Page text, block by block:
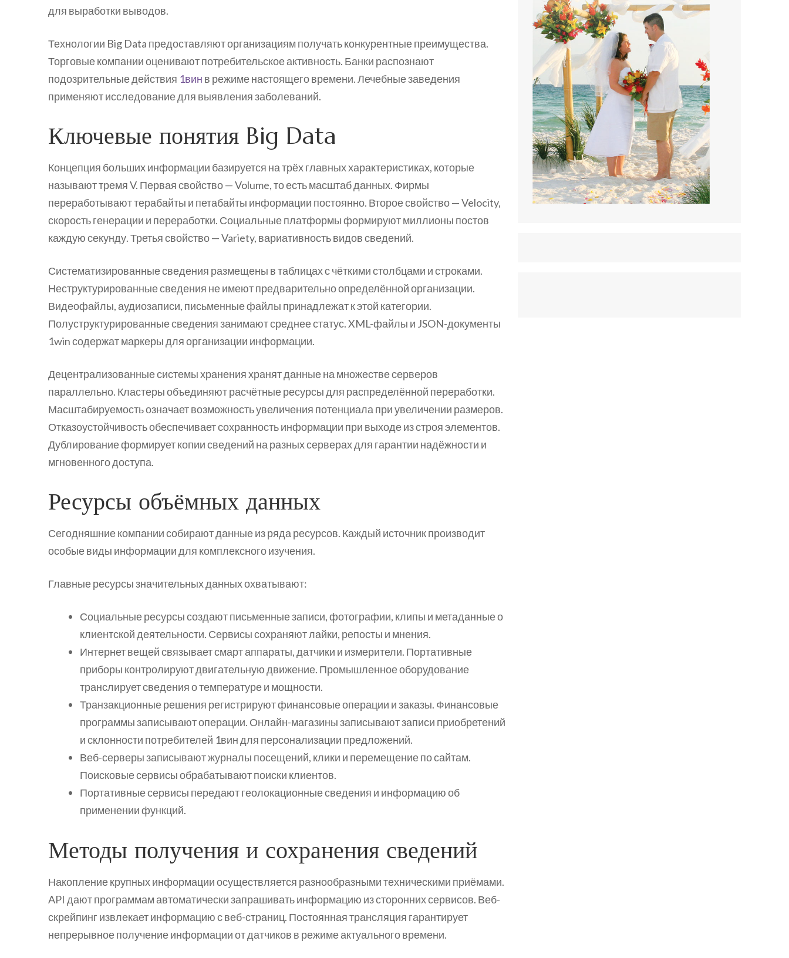
для выработки выводов.
Технологии Big Data предоставляют организациям получать конкурентные преимущества.
Торговые компании оценивают потребительское активность. Банки распознают
подозрительные действия 1вин в режиме настоящего времени. Лечебные заведения
применяют исследование для выявления заболеваний.
Ключевые понятия Big Data
Концепция больших информации базируется на трёх главных характеристиках, которые
называют тремя V. Первая свойство — Volume, то есть масштаб данных. Фирмы
переработывают терабайты и петабайты информации постоянно. Второе свойство — Velocity,
скорость генерации и переработки. Социальные платформы формируют миллионы постов
каждую секунду. Третья свойство — Variety, вариативность видов сведений.
Систематизированные сведения размещены в таблицах с чёткими столбцами и строками.
Неструктурированные сведения не имеют предварительно определённой организации.
Видеофайлы, аудиозаписи, письменные файлы принадлежат к этой категории.
Полуструктурированные сведения занимают среднее статус. XML-файлы и JSON-документы
1win содержат маркеры для организации информации.
Децентрализованные системы хранения хранят данные на множестве серверов
параллельно. Кластеры объединяют расчётные ресурсы для распределённой переработки.
Масштабируемость означает возможность увеличения потенциала при увеличении размеров.
Отказоустойчивость обеспечивает сохранность информации при выходе из строя элементов.
Дублирование формирует копии сведений на разных серверах для гарантии надёжности и
мгновенного доступа.
Ресурсы объёмных данных
Сегодняшние компании собирают данные из ряда ресурсов. Каждый источник производит
особые виды информации для комплексного изучения.
Главные ресурсы значительных данных охватывают:
Социальные ресурсы создают письменные записи, фотографии, клипы и метаданные о
клиентской деятельности. Сервисы сохраняют лайки, репосты и мнения.
Интернет вещей связывает смарт аппараты, датчики и измерители. Портативные
приборы контролируют двигательную движение. Промышленное оборудование
транслирует сведения о температуре и мощности.
Транзакционные решения регистрируют финансовые операции и заказы. Финансовые
программы записывают операции. Онлайн-магазины записывают записи приобретений
и склонности потребителей 1вин для персонализации предложений.
Веб-серверы записывают журналы посещений, клики и перемещение по сайтам.
Поисковые сервисы обрабатывают поиски клиентов.
Портативные сервисы передают геолокационные сведения и информацию об
применении функций.
Методы получения и сохранения сведений
Накопление крупных информации осуществляется разнообразными техническими приёмами.
API дают программам автоматически запрашивать информацию из сторонних сервисов. Веб-
скрейпинг извлекает информацию с веб-страниц. Постоянная трансляция гарантирует
непрерывное получение информации от датчиков в режиме актуального времени.